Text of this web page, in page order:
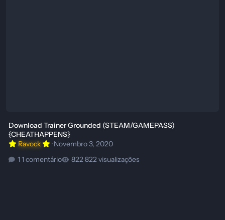
Download Trainer Grounded (STEAM/GAMEPASS)
{CHEATHAPPENS}
Ravock
·Novembro 3, 2020
1 comentário
822 visualizações